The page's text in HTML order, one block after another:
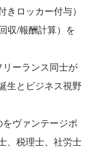
ロッカー付与）
収/報酬計算）を
リーランス同士が
生とビジネス視野
をヴァンテージポ
、税理士、社労士